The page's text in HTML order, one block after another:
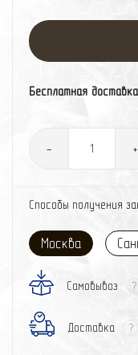
Бесплатная
- +
Способы получения
Москва
Самовывоз ?
Доставка ?